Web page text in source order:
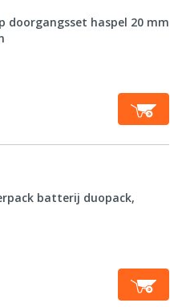
doorgangsset haspel 20 mm
batterij duopack,